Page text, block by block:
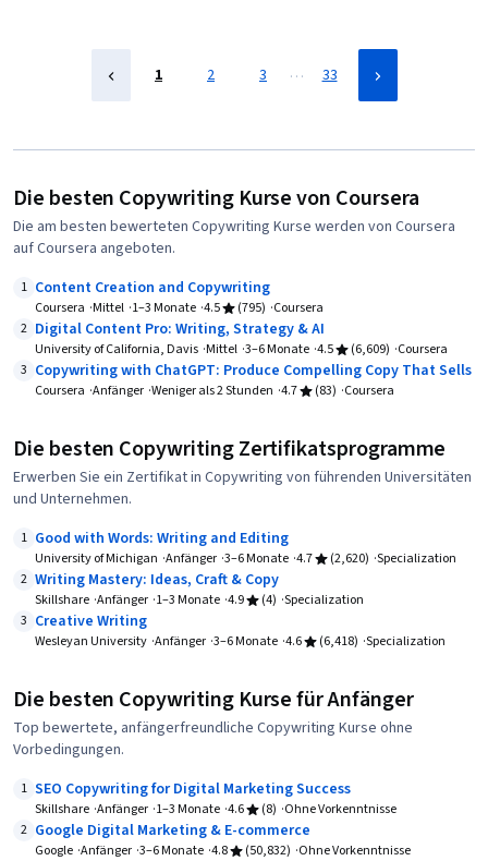
1 2 3 … 33
Die besten Copywriting Kurse von Coursera
Die am besten bewerteten Copywriting Kurse werden von Coursera
auf Coursera angeboten.
1 Content Creation and Copywriting
Coursera Mittel 1–3 Monate 4.5 (795) Coursera
2 Digital Content Pro: Writing, Strategy & AI
University of California, Davis Mittel 3–6 Monate 4.5 (6,609) Coursera
3 Copywriting with ChatGPT: Produce Compelling Copy That Sells
Coursera Anfänger Weniger als 2 Stunden 4.7 (83) Coursera
Die besten Copywriting Zertifikatsprogramme
Erwerben Sie ein Zertifikat in Copywriting von führenden Universitäten
und Unternehmen.
1 Good with Words: Writing and Editing
University of Michigan Anfänger 3–6 Monate 4.7 (2,620) Specialization
2 Writing Mastery: Ideas, Craft & Copy
Skillshare Anfänger 1–3 Monate 4.9 (4) Specialization
3 Creative Writing
Wesleyan University Anfänger 3–6 Monate 4.6 (6,418) Specialization
Die besten Copywriting Kurse für Anfänger
Top bewertete, anfängerfreundliche Copywriting Kurse ohne
Vorbedingungen.
1 SEO Copywriting for Digital Marketing Success
Skillshare Anfänger 1–3 Monate 4.6 (8) Ohne Vorkenntnisse
2 Google Digital Marketing & E-commerce
Google Anfänger 3–6 Monate 4.8 (50,832) Ohne Vorkenntnisse